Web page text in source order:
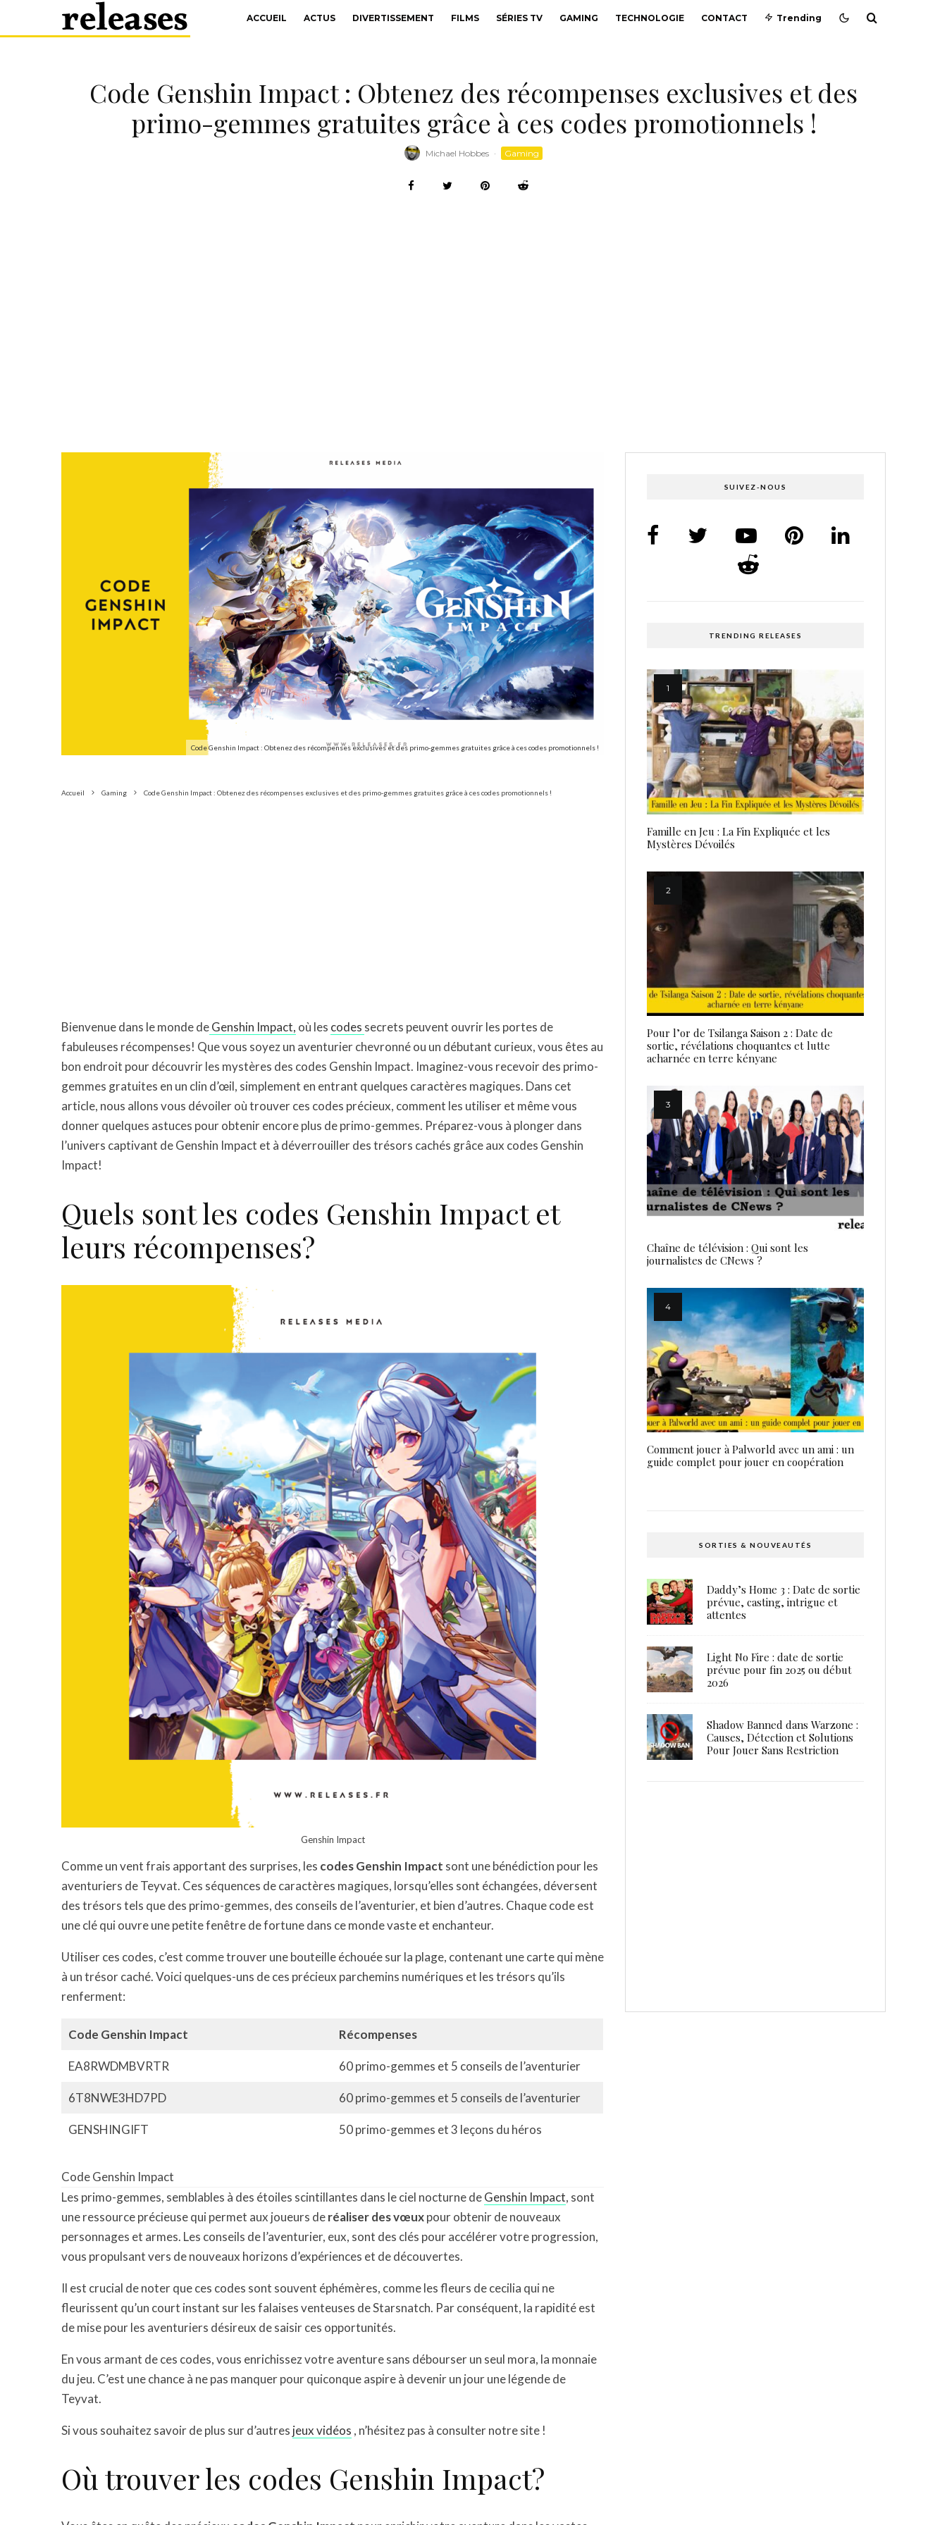
ACCUEIL ACTUS DIVERTISSEMENT FILMS SÉRIES TV GAMING TECHNOLOGIE CONTACT Trending
Code Genshin Impact : Obtenez des récompenses exclusives et des
primo-gemmes gratuites grâce à ces codes promotionnels !
Michael Hobbes · Gaming
Code Genshin Impact : Obtenez des récompenses exclusives et des primo-gemmes gratuites grâce à ces codes promotionnels !
Accueil Gaming Code Genshin Impact : Obtenez des récompenses exclusives et des primo-gemmes gratuites grâce à ces codes promotionnels !
Bienvenue dans le monde deGenshin Impact, où les codes secrets peuvent ouvrir les portes de
fabuleuses récompenses! Que vous soyez un aventurier chevronné ou un débutant curieux, vous êtes au
bon endroit pour découvrir les mystères des codes Genshin Impact. Imaginez-vous recevoir des primo-
gemmes gratuites en un clin d’œil, simplement en entrant quelques caractères magiques. Dans cet
article, nous allons vous dévoiler où trouver ces codes précieux, comment les utiliser et même vous
donner quelques astuces pour obtenir encore plus de primo-gemmes. Préparez-vous à plonger dans
l’univers captivant de Genshin Impact et à déverrouiller des trésors cachés grâce aux codes Genshin
Impact!
Quels sont les codes Genshin Impact et
leurs récompenses?
Genshin Impact
Comme un vent frais apportant des surprises, les codes Genshin Impact sont une bénédiction pour les
aventuriers de Teyvat. Ces séquences de caractères magiques, lorsqu’elles sont échangées, déversent
des trésors tels que des primo-gemmes, des conseils de l’aventurier, et bien d’autres. Chaque code est
une clé qui ouvre une petite fenêtre de fortune dans ce monde vaste et enchanteur.
Utiliser ces codes, c’est comme trouver une bouteille échouée sur la plage, contenant une carte qui mène
à un trésor caché. Voici quelques-uns de ces précieux parchemins numériques et les trésors qu’ils
renferment:
Code Genshin Impact Récompenses
EA8RWDMBVRTR 60 primo-gemmes et 5 conseils de l’aventurier
6T8NWE3HD7PD 60 primo-gemmes et 5 conseils de l’aventurier
GENSHINGIFT 50 primo-gemmes et 3 leçons du héros
Code Genshin Impact
Les primo-gemmes, semblables à des étoiles scintillantes dans le ciel nocturne deGenshin Impact, sont
une ressource précieuse qui permet aux joueurs deréaliser des vœuxpour obtenir de nouveaux
personnages et armes. Les conseils de l’aventurier, eux, sont des clés pour accélérer votre progression,
vous propulsant vers de nouveaux horizons d’expériences et de découvertes.
Il est crucial de noter que ces codes sont souvent éphémères, comme les fleurs de cecilia qui ne
fleurissent qu’un court instant sur les falaises venteuses de Starsnatch. Par conséquent, la rapidité est
de mise pour les aventuriers désireux de saisir ces opportunités.
En vous armant de ces codes, vous enrichissez votre aventure sans débourser un seul mora, la monnaie
du jeu. C’est une chance à ne pas manquer pour quiconque aspire à devenir un jour une légende de
Teyvat.
Si vous souhaitez savoir de plus sur d’autres jeux vidéos , n’hésitez pas à consulter notre site !
Où trouver les codes Genshin Impact?
SUIVEZ-NOUS
TRENDING RELEASES
Famille en Jeu : La Fin Expliquée et les
Mystères Dévoilés
Pour l’or de Tsilanga Saison 2 : Date de
sortie, révélations choquantes et lutte
acharnée en terre kényane
Chaîne de télévision : Qui sont les
journalistes de CNews ?
Comment jouer à Palworld avec un ami : un
guide complet pour jouer en coopération
SORTIES & NOUVEAUTÉS
Daddy’s Home 3 : Date de sortie
prévue, casting, intrigue et
attentes
Light No Fire : date de sortie
prévue pour fin 2025 ou début
2026
Shadow Banned dans Warzone :
Causes, Détection et Solutions
Pour Jouer Sans Restriction